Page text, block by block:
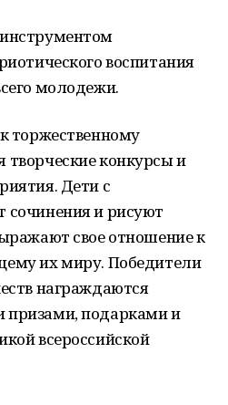
воспитания
молодежи.
торжественному
конкурсы и
Дети с
сочинения и рисуют
свое отношение к
их миру. Победители
награждаются
подарками и
всероссийской